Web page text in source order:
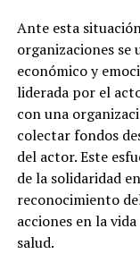
Ante esta
organizaciones
económico y
liderada por el
con una
colectar fondos
del actor. Este
de la solidaridad
reconocimiento
acciones en la
salud.